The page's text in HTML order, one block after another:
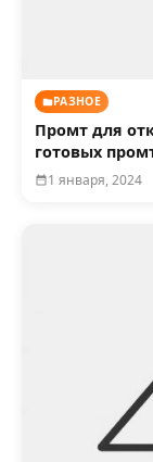
РАЗНОЕ
Промт для
готовых
1 января, 2024